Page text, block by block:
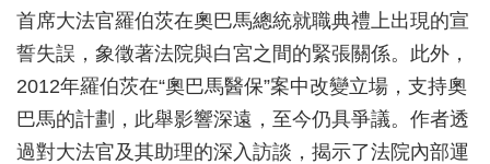
首席大法官羅伯茨在奧巴馬總統就職典禮上出現的宣
誓失誤，象徵著法院與白宮之間的緊張關係。此外，
2012年羅伯茨在“奧巴馬醫保”案中改變立場，支持奧
巴馬的計劃，此舉影響深遠，至今仍具爭議。作者透
過對大法官及其助理的深入訪談，揭示了法院內部運